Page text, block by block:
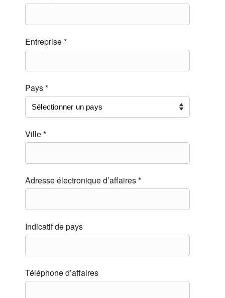
Entreprise *
Pays *
Ville *
Adresse électronique d’affaires *
Indicatif de pays
Téléphone d’affaires